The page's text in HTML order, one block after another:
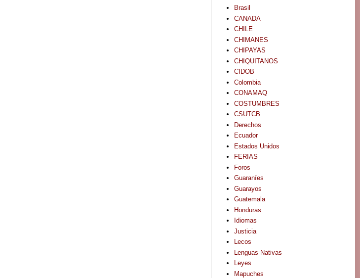
Brasil
CANADA
CHILE
CHIMANES
CHIPAYAS
CHIQUITANOS
CIDOB
Colombia
CONAMAQ
COSTUMBRES
CSUTCB
Derechos
Ecuador
Estados Unidos
FERIAS
Foros
Guaraníes
Guarayos
Guatemala
Honduras
Idiomas
Justicia
Lecos
Lenguas Nativas
Leyes
Mapuches